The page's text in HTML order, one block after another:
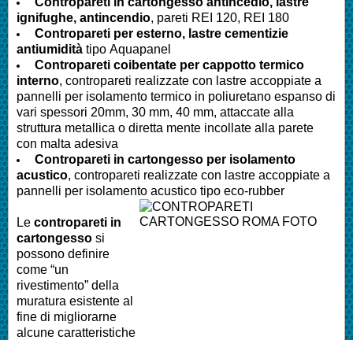
ignifughe, antincendio, pareti REI 120, REI 180
Contropareti per esterno, lastre cementizie
antiumidità tipo Aquapanel
Contropareti coibentate per cappotto termico
interno, contropareti realizzate con lastre accoppiate a
pannelli per isolamento termico in poliuretano espanso di
vari spessori 20mm, 30 mm, 40 mm, attaccate alla
struttura metallica o diretta mente incollate alla parete
con malta adesiva
Contropareti in cartongesso per isolamento
acustico, contropareti realizzate con lastre accoppiate a
pannelli per isolamento acustico tipo eco-rubber
Le contropareti in
cartongesso si
possono definire
come “un
rivestimento” della
muratura esistente al
fine di migliorarne
alcune caratteristiche